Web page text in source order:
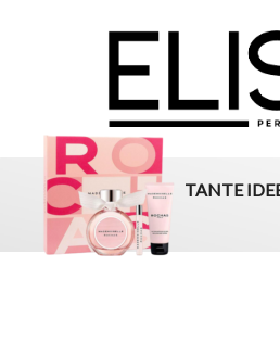
ELISIR
La tua destinazione per il
TANTE